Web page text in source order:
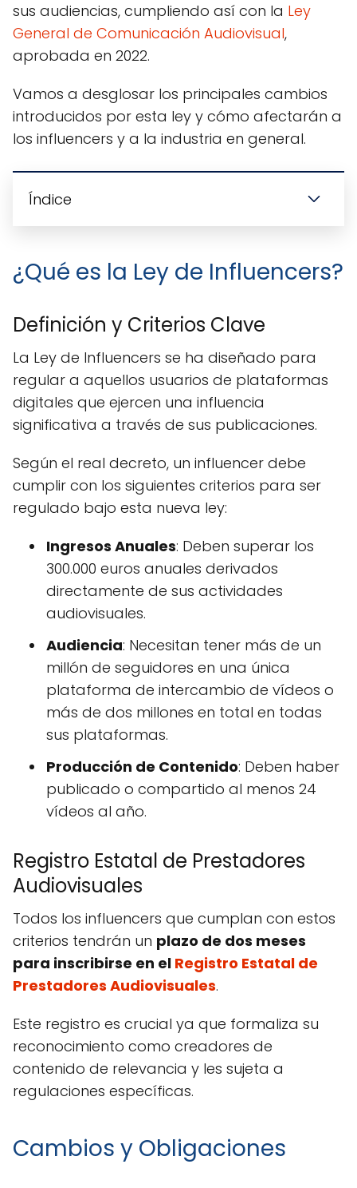
sus audiencias, cumpliendo así con la Ley
General de Comunicación Audiovisual,
aprobada en 2022.
Vamos a desglosar los principales cambios
introducidos por esta ley y cómo afectarán a
los influencers y a la industria en general.
Índice
¿Qué es la Ley de Influencers?
Definición y Criterios Clave
La Ley de Influencers se ha diseñado para
regular a aquellos usuarios de plataformas
digitales que ejercen una influencia
significativa a través de sus publicaciones.
Según el real decreto, un influencer debe
cumplir con los siguientes criterios para ser
regulado bajo esta nueva ley:
Ingresos Anuales: Deben superar los
300.000 euros anuales derivados
directamente de sus actividades
audiovisuales.
Audiencia: Necesitan tener más de un
millón de seguidores en una única
plataforma de intercambio de vídeos o
más de dos millones en total en todas
sus plataformas.
Producción de Contenido: Deben haber
publicado o compartido al menos 24
vídeos al año.
Registro Estatal de Prestadores
Audiovisuales
Todos los influencers que cumplan con estos
criterios tendrán un plazo de dos meses
para inscribirse en el Registro Estatal de
Prestadores Audiovisuales.
Este registro es crucial ya que formaliza su
reconocimiento como creadores de
contenido de relevancia y les sujeta a
regulaciones específicas.
Cambios y Obligaciones